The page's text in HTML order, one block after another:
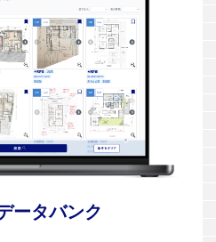
ータバンク